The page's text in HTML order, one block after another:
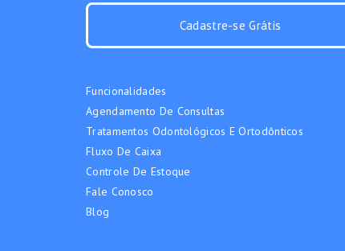
Cadastre-se Grátis
Funcionalidades
Agendamento De Consultas
Tratamentos Odontológicos E Ortodônticos
Fluxo De Caixa
Controle De Estoque
Fale Conosco
Blog